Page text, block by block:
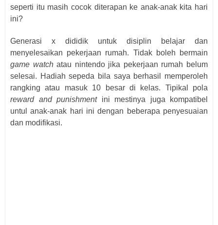
seperti itu masih cocok diterapan ke anak-anak kita hari
ini?
Generasi x dididik untuk disiplin belajar dan
menyelesaikan pekerjaan rumah. Tidak boleh bermain
game watchatau nintendo jika pekerjaan rumah belum
selesai. Hadiah sepeda bila saya berhasil memperoleh
rangking atau masuk 10 besar di kelas. Tipikal pola
reward and punishmentini mestinya juga kompatibel
untul anak-anak hari ini dengan beberapa penyesuaian
dan modifikasi.